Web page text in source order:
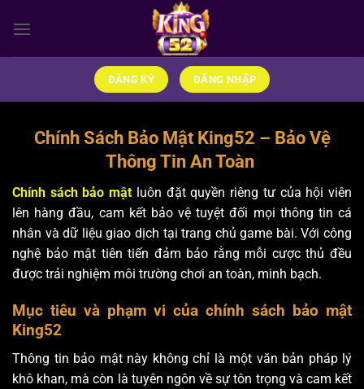
qua
ĐĂNG KÝ ĐĂNG NHẬP
Chính Sách Bảo Mật King52 – Bảo Vệ
Thông Tin An Toàn
Chính sách bảo mật luôn đặt quyền riêng tư của hội viên
lên hàng đầu, cam kết bảo vệ tuyệt đối mọi thông tin cá
nhân và dữ liệu giao dịch tại trang chủ game bài. Với công
nghệ bảo mật tiên tiến đảm bảo rằng mỗi cược thủ đều
được trải nghiệm môi trường chơi an toàn, minh bạch.
Mục tiêu và phạm vi của chính sách bảo mật
King52
Thông tin bảo mật này không chỉ là một văn bản pháp lý
khô khan, mà còn là tuyên ngôn về sự tôn trọng và cam kết